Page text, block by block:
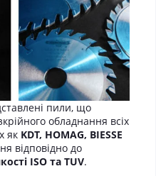
пили, що
обладнання всіх
як KDT, HOMAG, BIESSE
відповідно до
ISO та TUV.